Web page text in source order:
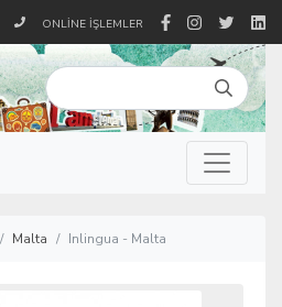
ONLINE İŞLEMLER
Malta Inlingua - Malta